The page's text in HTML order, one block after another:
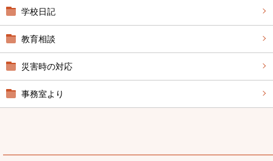
学校日記
教育相談
災害時の対応
事務室より